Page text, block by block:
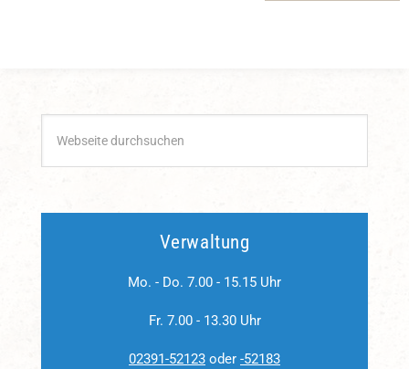
Verwaltung
Mo. - Do. 7.00 - 15.15 Uhr
Fr. 7.00 - 13.30 Uhr
02391-52123 oder -52183